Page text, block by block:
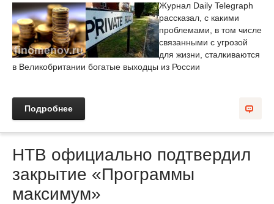
Журнал Daily Telegraph
рассказал, с какими
проблемами, в том числе
связанными с угрозой
для жизни, сталкиваются
в Великобритании богатые выходцы из России
Подробнее
НТВ официально подтвердил
закрытие «Программы
максимум»